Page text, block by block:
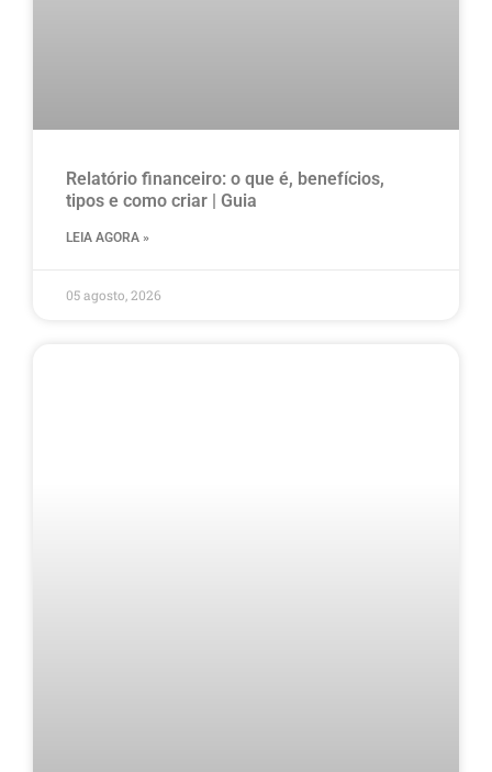
Relatório financeiro: o que é, benefícios,
tipos e como criar | Guia
LEIA AGORA »
05 agosto, 2026